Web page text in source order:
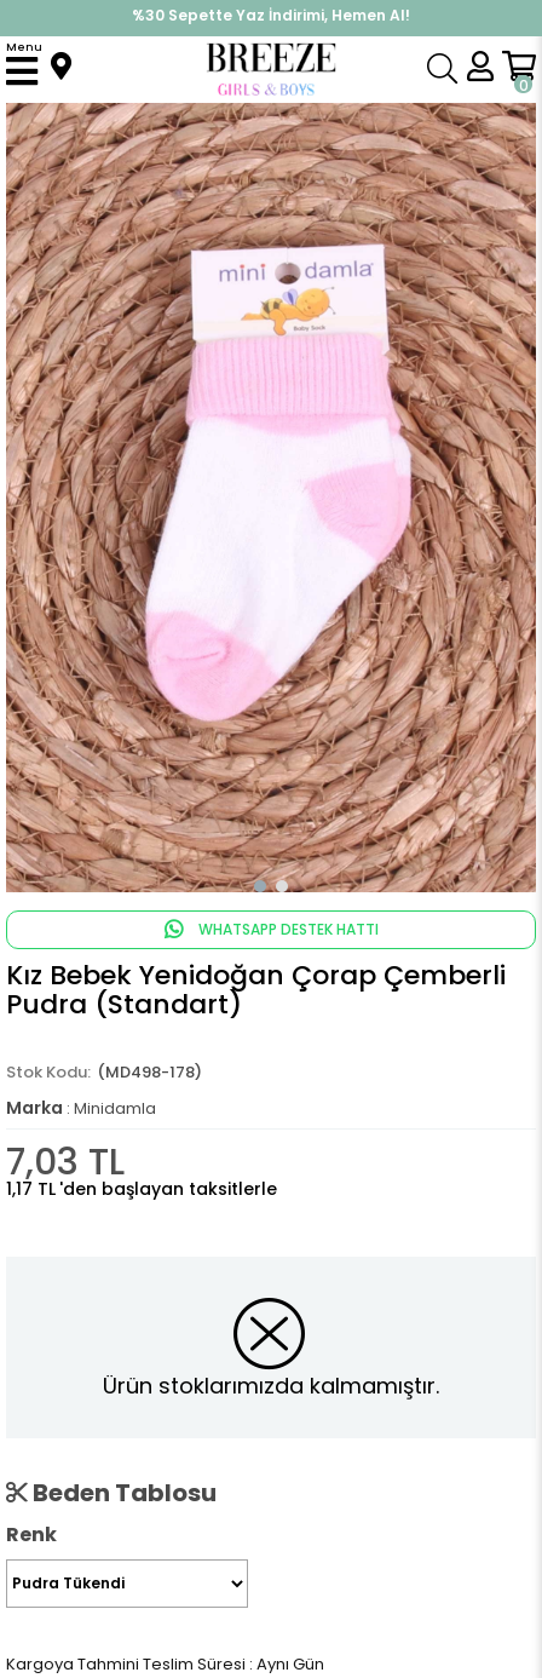
%30 Sepette Yaz İndirimi, Hemen Al!
İndirimlere ek %10 İndirimi Kap, Hemen Üye Ol!
0
Menu
Anasayfa Yenidoğan Çorap
WHATSAPP DESTEK HATTI
Kız Bebek Yenidoğan Çorap Çemberli
Pudra (Standart)
(MD498-178)
Marka : Minidamla
7,03 TL
1,17 TL 'den başlayan taksitlerle
Ürün stoklarımızda kalmamıştır.
Beden Tablosu
Renk
Kargoya Tahmini Teslim Süresi : Aynı Gün